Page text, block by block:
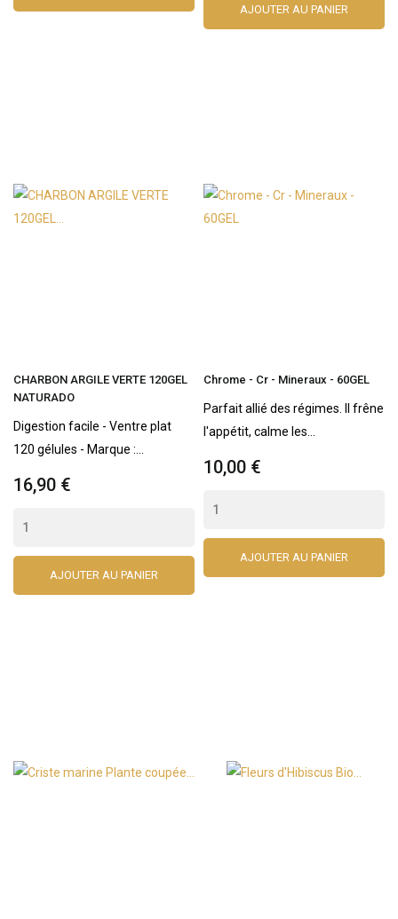
AJOUTER AU PANIER
CHARBON ARGILE VERTE 120GEL
NATURADO
Digestion facile - Ventre plat
120 gélules - Marque :...
16,90 €
AJOUTER AU PANIER
Chrome - Cr - Mineraux - 60GEL
Parfait allié des régimes. Il frêne
l'appétit, calme les...
10,00 €
AJOUTER AU PANIER